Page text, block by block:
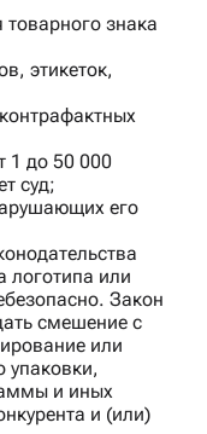
товарного знака
этикеток,
1 до 50 000
суд;
его
логотипа или
Закон
смешение с
или
упаковки,
и иных
и (или)